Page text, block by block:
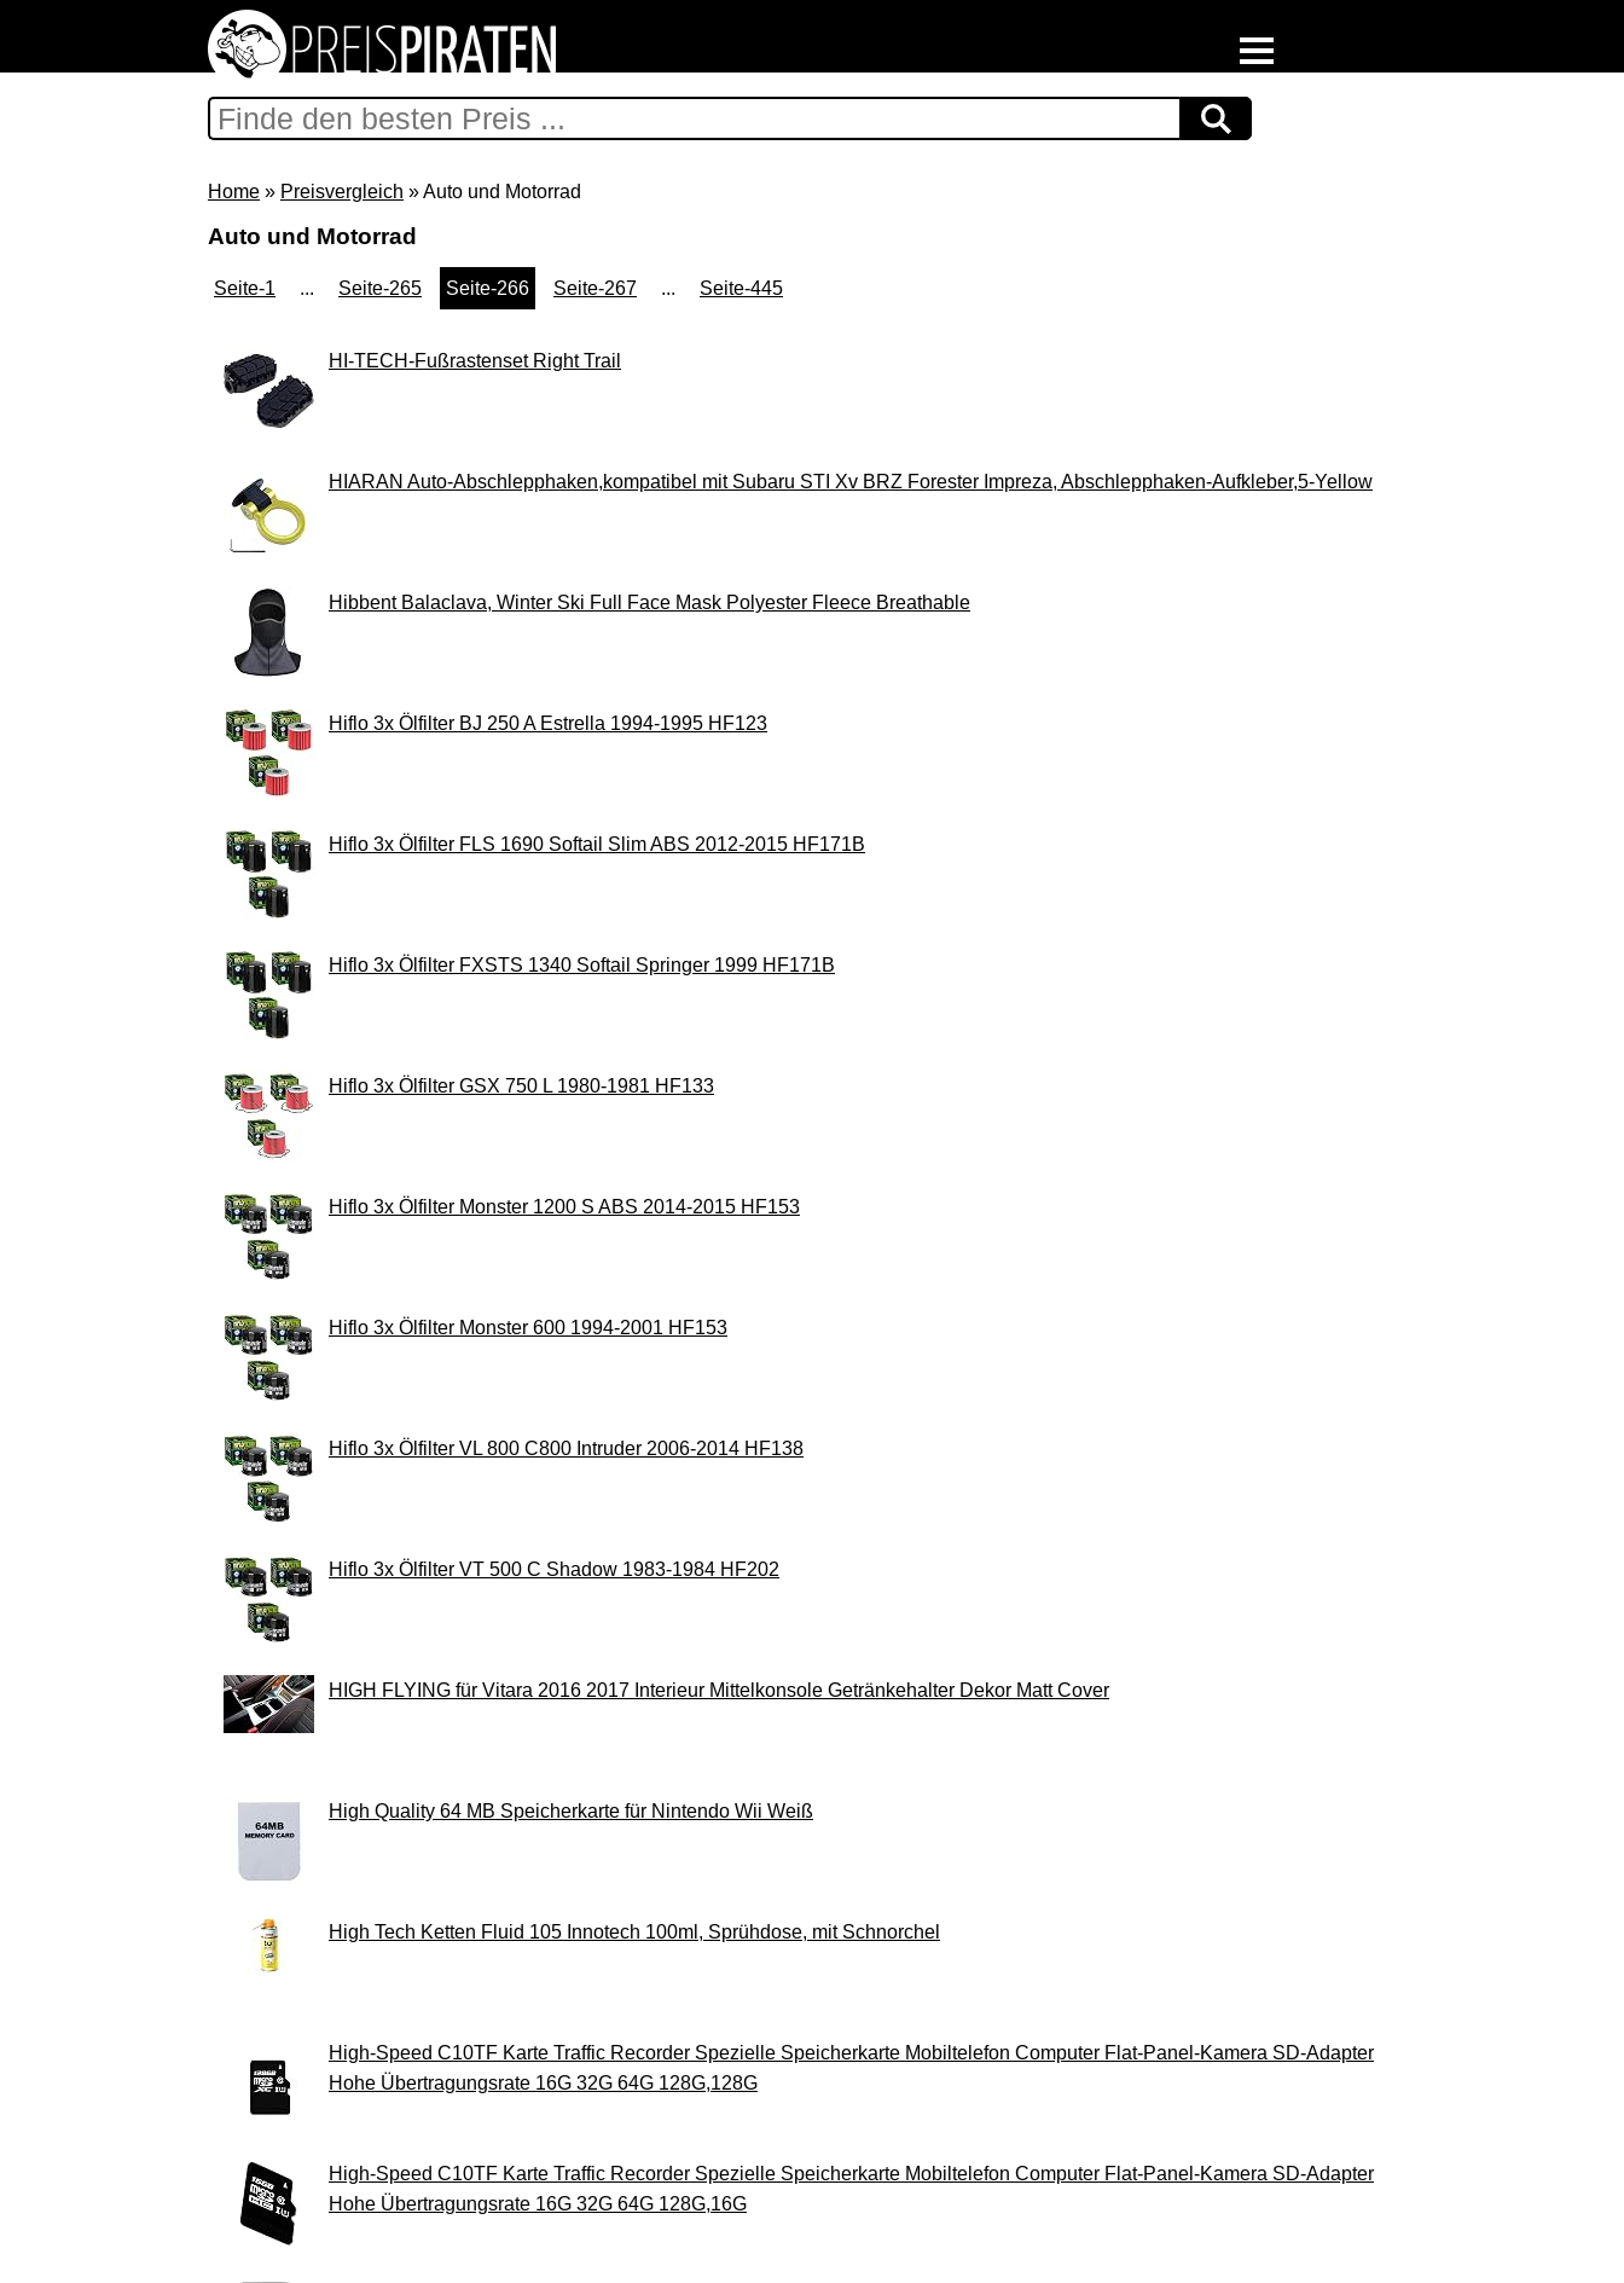
Home » Preisvergleich » Auto und Motorrad
Auto und Motorrad
Seite-1 ... Seite-265 Seite-266 Seite-267 ... Seite-445
HI-TECH-Fußrastenset Right Trail
HIARAN Auto-Abschlepphaken,kompatibel mit Subaru STI Xv BRZ Forester Impreza, Abschlepphaken-Aufkleber,5-Yellow
Hibbent Balaclava, Winter Ski Full Face Mask Polyester Fleece Breathable
Hiflo 3x Ölfilter BJ 250 A Estrella 1994-1995 HF123
Hiflo 3x Ölfilter FLS 1690 Softail Slim ABS 2012-2015 HF171B
Hiflo 3x Ölfilter FXSTS 1340 Softail Springer 1999 HF171B
Hiflo 3x Ölfilter GSX 750 L 1980-1981 HF133
Hiflo 3x Ölfilter Monster 1200 S ABS 2014-2015 HF153
Hiflo 3x Ölfilter Monster 600 1994-2001 HF153
Hiflo 3x Ölfilter VL 800 C800 Intruder 2006-2014 HF138
Hiflo 3x Ölfilter VT 500 C Shadow 1983-1984 HF202
HIGH FLYING für Vitara 2016 2017 Interieur Mittelkonsole Getränkehalter Dekor Matt Cover
High Quality 64 MB Speicherkarte für Nintendo Wii Weiß
High Tech Ketten Fluid 105 Innotech 100ml, Sprühdose, mit Schnorchel
High-Speed C10TF Karte Traffic Recorder Spezielle Speicherkarte Mobiltelefon Computer Flat-Panel-Kamera SD-Adapter
Hohe Übertragungsrate 16G 32G 64G 128G,128G
High-Speed C10TF Karte Traffic Recorder Spezielle Speicherkarte Mobiltelefon Computer Flat-Panel-Kamera SD-Adapter
Hohe Übertragungsrate 16G 32G 64G 128G,16G